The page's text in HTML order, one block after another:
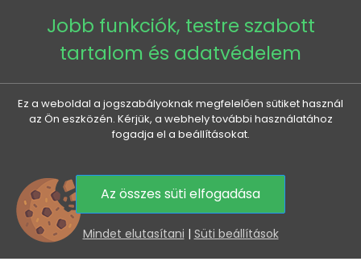
Copyright © 2026 - Veneti™
Veneti CZ
Veneti SK
0
Jobb funkciók, testre szabott
tartalom és adatvédelem
Ez a weboldal a jogszabályoknak megfelelően sütiket használ
az Ön eszközén. Kérjük, a webhely további használatához
fogadja el a beállításokat.
Az összes süti elfogadása
Mindet elutasítani | Süti beállítások